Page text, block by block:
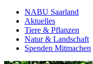
NABU Saarland
Aktuelles
Tiere & Pflanzen
Natur & Landschaft
Spenden Mitmachen